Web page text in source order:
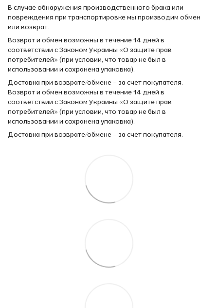
В случае обнаружения производственного брака или
повреждения при транспортировке мы производим обмен
или возврат.
Возврат и обмен возможны в течение 14 дней в
соответствии с Законом Украины «О защите прав
потребителей» (при условии, что товар не был в
использовании и сохранена упаковка).
Доставка при возврате/обмене – за счет покупателя.
Возврат и обмен возможны в течение 14 дней в
соответствии с Законом Украины «О защите прав
потребителей» (при условии, что товар не был в
использовании и сохранена упаковка).
Доставка при возврате/обмене – за счет покупателя.